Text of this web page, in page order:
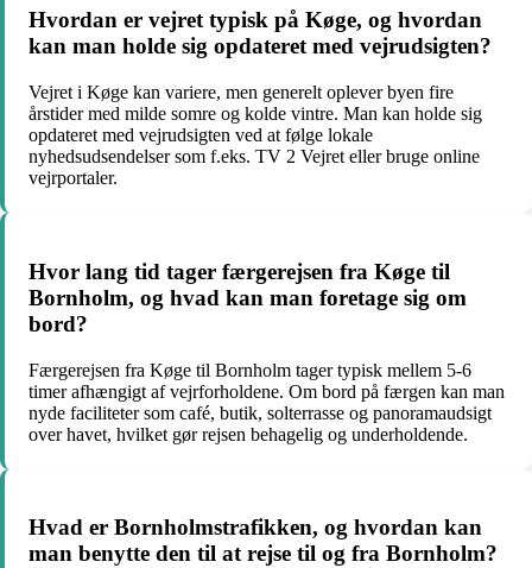
Hvordan er vejret typisk på Køge, og hvordan
kan man holde sig opdateret med vejrudsigten?
Vejret i Køge kan variere, men generelt oplever byen fire
årstider med milde somre og kolde vintre. Man kan holde sig
opdateret med vejrudsigten ved at følge lokale
nyhedsudsendelser som f.eks. TV 2 Vejret eller bruge online
vejrportaler.
Hvor lang tid tager færgerejsen fra Køge til
Bornholm, og hvad kan man foretage sig om
bord?
Færgerejsen fra Køge til Bornholm tager typisk mellem 5-6
timer afhængigt af vejrforholdene. Om bord på færgen kan man
nyde faciliteter som café, butik, solterrasse og panoramaudsigt
over havet, hvilket gør rejsen behagelig og underholdende.
Hvad er Bornholmstrafikken, og hvordan kan
man benytte den til at rejse til og fra Bornholm?